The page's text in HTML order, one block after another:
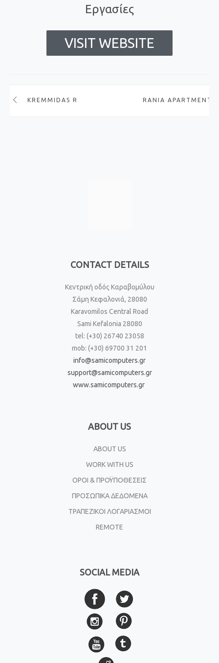
Εργασίες
VISIT WEBSITE
KREMMIDAS RENT A CAR RANIA APARTMENTS
CONTACT DETAILS
Κεντρική οδός Καραβομύλου
Σάμη Κεφαλονιά, 28080
Karavomilos Central Road
Sami Kefalonia 28080
tel: (+30) 26740 23058
mob: (+30) 69700 31 201
info@samicomputers.gr
support@samicomputers.gr
www.samicomputers.gr
ABOUT US
ABOUT US
WORK WITH US
ΟΡΟΙ & ΠΡΟΫΠΟΘΕΣΕΙΣ
ΠΡΟΣΩΠΙΚΑ ΔΕΔΟΜΕΝΑ
ΤΡΑΠΕΖΙΚΟΙ ΛΟΓΑΡΙΑΣΜΟΙ
REMOTE
SOCIAL MEDIA